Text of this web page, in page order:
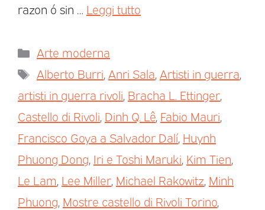
razon ó sin … Leggi tutto
Arte moderna
Alberto Burri, Anri Sala, Artisti in guerra,
artisti in guerra rivoli, Bracha L. Ettinger,
Castello di Rivoli, Dinh Q. Lê, Fabio Mauri,
Francisco Goya a Salvador Dalí, Huynh
Phuong Dong, Iri e Toshi Maruki, Kim Tien,
Le Lam, Lee Miller, Michael Rakowitz, Minh
Phuong, Mostre castello di Rivoli Torino,